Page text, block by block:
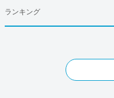
ランキング